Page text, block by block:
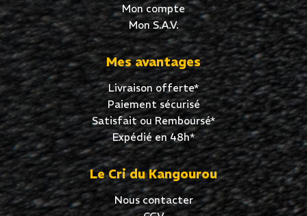
Mon compte
Mon S.A.V.
Mes avantages
Livraison offerte*
Paiement sécurisé
Satisfait ou Remboursé*
Expédié en 48h*
Le Cri du Kangourou
Nous contacter